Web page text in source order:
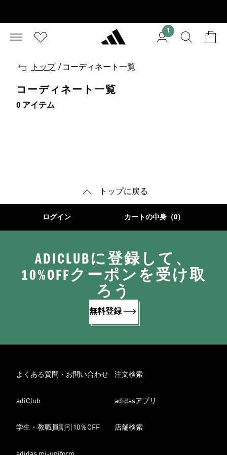
1
戻
トップ / コーディネート一覧
コーディネート一覧
0 アイテム
トップに戻る
ログイン カートの中身（0）
ADICLUBに登録して、
10%OFFクーポンを受け取
ろう
無料登録
よくある質問・お問い合わせ 注文検索
adiClub adidasアプリ
学生・教職員割引10％OFF 店舗検索